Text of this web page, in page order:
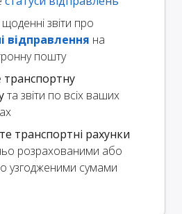
звіти про
відправлення на
пошту
транспортну
та звіти по всіх ваших
транспортні рахунки
розрахованими або
узгодженими сумами